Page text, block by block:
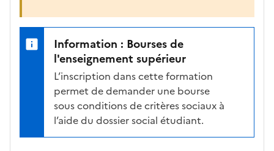
Information : Bourses de
l'enseignement supérieur
L’inscription dans cette formation
permet de demander une bourse
sous conditions de critères sociaux à
l’aide du dossier social étudiant.